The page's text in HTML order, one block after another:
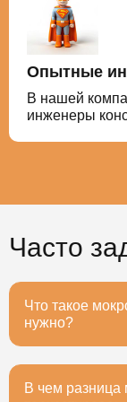
Опытные
В нашей
инженеры
Часто
Что такое
нужно?
Мокрое
В чем